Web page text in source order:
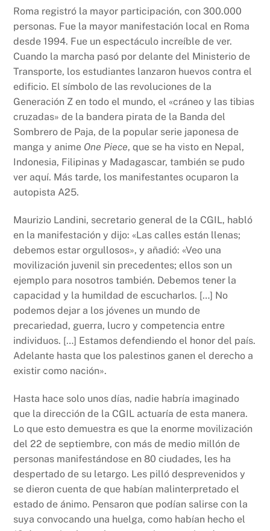
Roma registró la mayor participación, con 300.000
personas. Fue la mayor manifestación local en Roma
desde 1994. Fue un espectáculo increíble de ver.
Cuando la marcha pasó por delante del Ministerio de
Transporte, los estudiantes lanzaron huevos contra el
edificio. El símbolo de las revoluciones de la
Generación Z en todo el mundo, el «cráneo y las tibias
cruzadas» de la bandera pirata de la Banda del
Sombrero de Paja, de la popular serie japonesa de
manga y anime One Piece, que se ha visto en Nepal,
Indonesia, Filipinas y Madagascar, también se pudo
ver aquí. Más tarde, los manifestantes ocuparon la
autopista A25.
Maurizio Landini, secretario general de la CGIL, habló
en la manifestación y dijo: «Las calles están llenas;
debemos estar orgullosos», y añadió: «Veo una
movilización juvenil sin precedentes; ellos son un
ejemplo para nosotros también. Debemos tener la
capacidad y la humildad de escucharlos. […] No
podemos dejar a los jóvenes un mundo de
precariedad, guerra, lucro y competencia entre
individuos. […] Estamos defendiendo el honor del país.
Adelante hasta que los palestinos ganen el derecho a
existir como nación».
Hasta hace solo unos días, nadie habría imaginado
que la dirección de la CGIL actuaría de esta manera.
Lo que esto demuestra es que la enorme movilización
del 22 de septiembre, con más de medio millón de
personas manifestándose en 80 ciudades, les ha
despertado de su letargo. Les pilló desprevenidos y
se dieron cuenta de que habían malinterpretado el
estado de ánimo. Pensaron que podían salirse con la
suya convocando una huelga, como habían hecho el